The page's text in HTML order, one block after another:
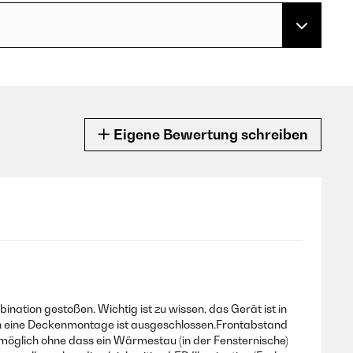
Eigene Bewertung schreiben
gestoßen. Wichtig ist zu wissen, das Gerät ist in
Deckenmontage ist ausgeschlossen.Frontabstand
ohne dass ein Wärmestau (in der Fensternische)